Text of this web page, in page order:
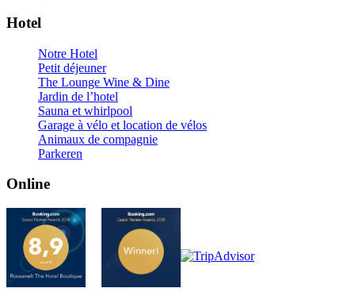
Hotel
Notre Hotel
Petit déjeuner
The Lounge Wine & Dine
Jardin de l’hotel
Sauna et whirlpool
Garage à vélo et location de vélos
Animaux de compagnie
Parkeren
Online